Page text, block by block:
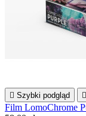
 Szybki podgląd 
Film LomoChrome